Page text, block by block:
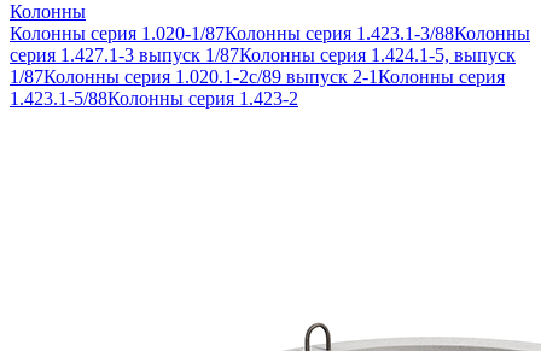
Колонны
Колонны серия 1.020-1/87Колонны серия 1.423.1-3/88Колонны
серия 1.427.1-3 выпуск 1/87Колонны серия 1.424.1-5, выпуск
1/87Колонны серия 1.020.1-2с/89 выпуск 2-1Колонны серия
1.423.1-5/88Колонны серия 1.423-2